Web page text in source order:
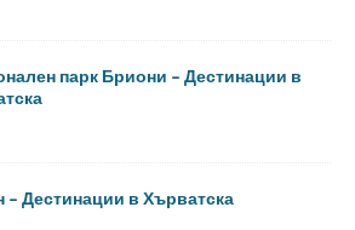
парк Бриони – Дестинации в
– Дестинации в Хърватска